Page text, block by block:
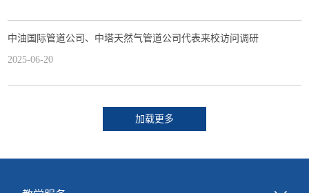
中油国际管道公司、中塔天然气管道公司代表来校访问调研
2025-06-20
加载更多